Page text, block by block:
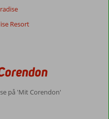
Resort
på 'Mit Corendon'